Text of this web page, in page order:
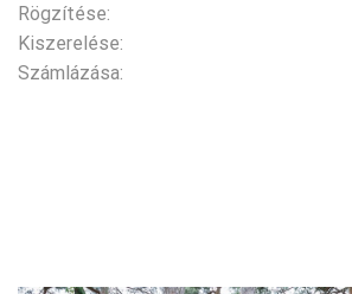
Rögzítése:
Kiszerelése:
Számlázása: